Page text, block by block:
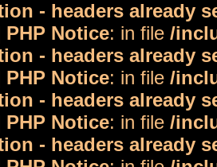
- headers already
Notice: in file /
- headers already
Notice: in file /
- headers already
Notice: in file /
- headers already